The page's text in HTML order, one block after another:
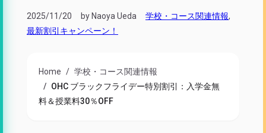
2025/11/20 by Naoya Ueda 学校・コース関連情報,
最新割引キャンペーン！
Home
学校・コース関連情報
OHC ブラックフライデー特別割引：入学金無
料＆授業料30％OFF